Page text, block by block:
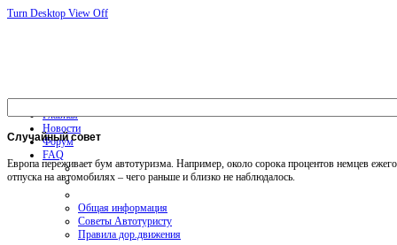
Turn Desktop View Off
Главная
Новости
Форум
FAQ
Общая информация
Советы Автотуристу
Правила дор.движения
Случайныйсовет
Европа переживает бум автотуризма. Например, около сорока процентов немцев
отпуска на автомобилях – чего раньше и близко не наблюдалось.